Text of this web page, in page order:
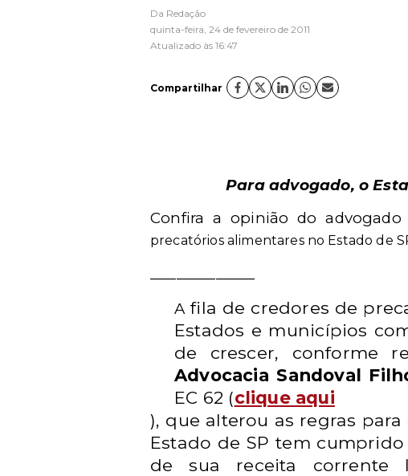
Da Redação
quinta-feira, 24 de fevereiro de 2011
Atualizado às 16:47
Compartilhar
Para advogado, o
Confira a opinião do advogado
precatórios alimentares no Estado de
A fila de credores de
Estados e municípios
de crescer, conforme
Advocacia Sandoval
EC 62 (clique aqui
), que alterou as regras
Estado de SP tem
de sua receita corrente